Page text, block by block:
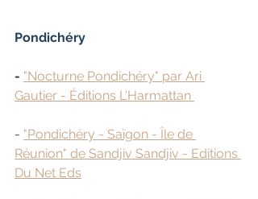
Pondichéry
- "Nocturne Pondichéry" par Ari
Gautier - Éditions L'Harmattan
- "Pondichéry - Saïgon - Île de
Réunion" de Sandjiv Sandjiv - Editions
Du Net Eds